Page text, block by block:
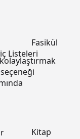
Fasikül
Listeleri
Kitap